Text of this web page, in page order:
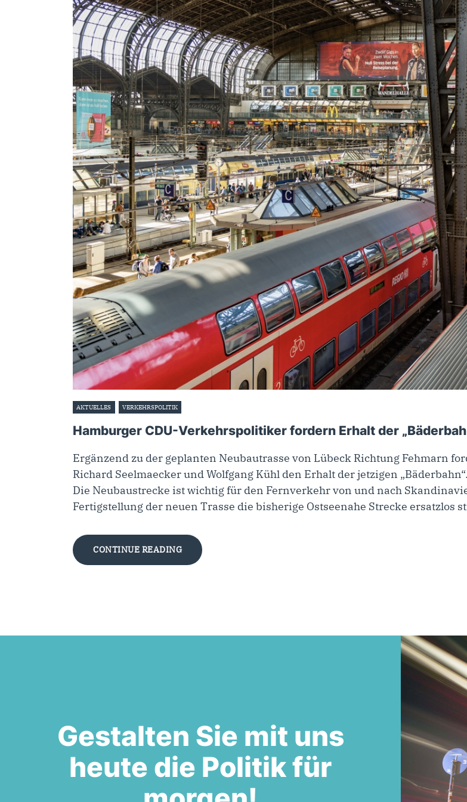
AKTUELLES VERKEHRSPOLITIK
Hamburger CDU-Verkehrspolitiker fordern Erhalt der
Ergänzend zu der geplanten Neubautrasse von Lübeck Richtung Fehmarn
Richard Seelmaecker und Wolfgang Kühl den Erhalt der jetzigen „Bäderbahn“.
Die Neubaustrecke ist wichtig für den Fernverkehr von und nach
Fertigstellung der neuen Trasse die bisherige Ostseenahe Strecke ersatzlos
CONTINUE READING
Gestalten Sie mit uns
heute die Politik für